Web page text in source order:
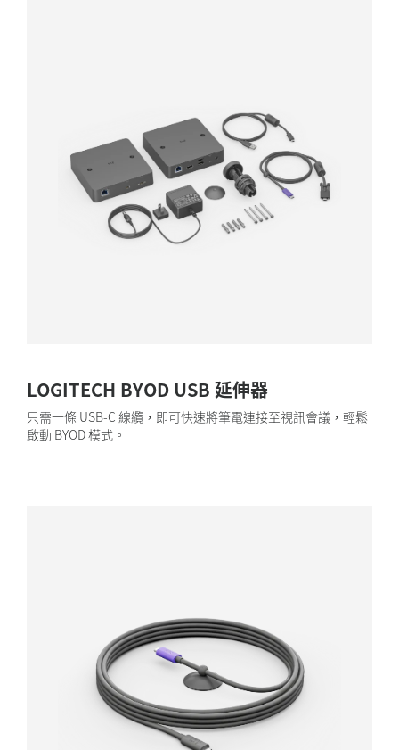
LOGITECH BYOD USB 延伸器
只需一條 USB-C 線纜，即可快速將筆電連接至視訊會議，輕鬆
啟動 BYOD 模式。